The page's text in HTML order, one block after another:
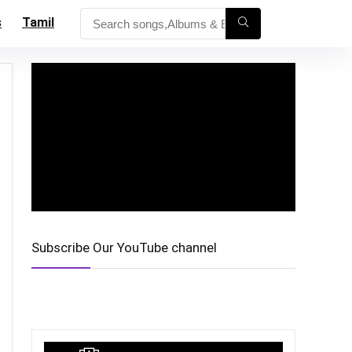
Tamil
Subscribe Our YouTube channel